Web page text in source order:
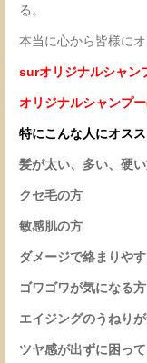
る。
本当に心から皆様に
surオリジナルシャン
オリジナルシャンプ
特にこんな人にオスス
髪が太い、多い、硬
クセ毛の方
敏感肌の方
ダメージで絡まりや
ゴワゴワが気になる方
エイジングのうねり
ツヤ感が出ずに困っ